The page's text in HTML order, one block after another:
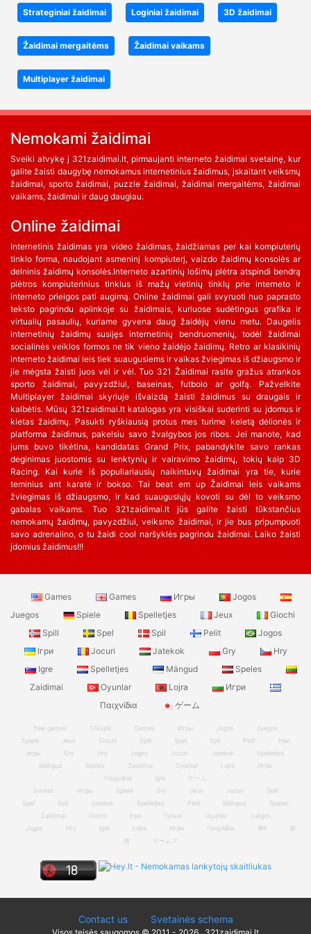
Strateginiai žaidimai Loginiai žaidimai 3D žaidimai
Žaidimai mergaitėms Žaidimai vaikams
Multiplayer žaidimai
Nemokami žaidimai
Sveiki atvykę į 321zaidimai.lt, pirmaujanti interneto žaidimai svetainę, kur
galite žaisti daugybę nemokamus internetinius žaidimus, įskaitant veiksmų
žaidimai, sporto žaidimai, puzzle žaidimai, žaidimai mergaitėms, žaidimai
vaikams, žaidimai ir daug daugiau.
Online žaidimai
Internetinis žaidimas yra video žaidimas, žaidžiamas per kai kompiuterių
tinklo forma, naudojant asmeninį kompiuterį, vaizdo žaidimų konsolės ar
delninis žaidimų konsolės.Interneto azartinių lošimų plėtra atspindi bendrą
plėtros kompiuterinius tinklus iš mažų vietinių tinklų prie interneto ir
interneto prieigos pati augimą. Online žaidimai gali svyruoti nuo paprasto
teksto pagrindu aplinkoje su žaidimais, kuriuose sudėtingus grafika ir
virtualių pasaulių, kuriame gyvena daug žaidėjų vienu metu. Daugelis
internetinių žaidimų susijęs internetinių bendruomenių, todėl žaidimai
socialinės veiklos formos ne tik vieno žaidėjo žaidimų. Retro ar klasikinių
interneto žaidimai leis tiek suaugusiems ir vaikas žviegimas iš džiaugsmo ir
jie mėgsta žaisti juos vėl ir vėl. Tuo 321 Žaidimai rasite gražus atrankos
sporto žaidimai, pavyzdžiui, baseinas, futbolo ar golfą. Pažvelkite
Multiplayer žaidimai skyriuje išvaizdą žaisti žaidimus su draugais ir
kalbėtis. Mūsų 321zaidimai.lt katalogas yra visiškai suderinti su įdomus ir
kietas žaidimų. Pasukti ryškiausią protus mes turime keletą dėlionės ir
platforma žaidimus, pakelsiu savo žvalgybos jos ribos. Jei manote, kad
jums buvo tikėtina, kandidatas Grand Prix, pabandykite savo rankas
deginimas juostomis su lenktynių ir vairavimo žaidimų, tokių kaip 3D
Racing. Kai kurie iš populiariausių naikintuvų žaidimai yra tie, kurie
teminius ant karatė ir bokso. Tai beat em up Žaidimai leis vaikams
žviegimas iš džiaugsmo, ir kad suaugusiųjų kovoti su dėl to veiksmo
gabalas vaikams. Tuo 321zaidimai.lt jūs galite žaisti tūkstančius
nemokamų žaidimų, pavyzdžiui, veiksmo žaidimai, ir jie bus pripumpuoti
savo adrenalino, o tu žaidi cool naršyklės pagrindu žaidimai. Laiko žaisti
įdomius žaidimus!!!
Games Games Игры
Jogos
Juegos
Spiele Spelletjes Jeux
Giochi
Spill
Spel Spil Pelit
Jogos
Ігри
Jocuri Jatekok Gry
Hry
Igre
Spelletjes Mängud
Speles
Zaidimai
Oyunlar Lojra
Игри
Παιχνίδια
ゲーム
free games 123spill Games Игры Jogos
Juegos
Spiele
Jeux Giochi Spill Spel Spil Pelit
Ігри
игры
Gry Hry Jogos Jocuri Jatekok
Spelletjes
Mängud
Speles Zaidimai Oyunlar Lojra
Игри
Παιχνίδια
Igre
ゲーム
Games
Игры Spiele Gry Jeux Jocuri
Spill
Spel
Spil Jatekok Spelletjes Pelit Mängud
Speles
Zaidimai
Giochi Ігри Гульні Oyunlar
Juegos
Jogos
Hry Igre Lojra Игри Παιχνίδια खेल
游
戏
ゲームズ
Contact us Svetainės schema